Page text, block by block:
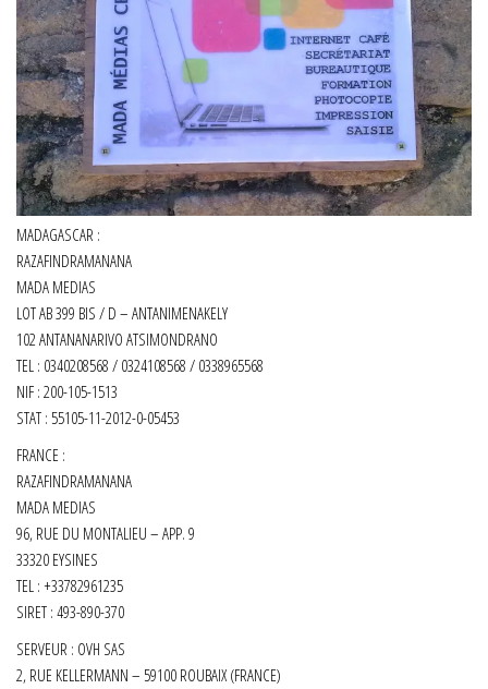
MADAGASCAR :
RAZAFINDRAMANANA
MADA MEDIAS
LOT AB 399 BIS / D – ANTANIMENAKELY
102 ANTANANARIVO ATSIMONDRANO
TEL : 0340208568 / 0324108568 / 0338965568
NIF : 200-105-1513
STAT : 55105-11-2012-0-05453
FRANCE :
RAZAFINDRAMANANA
MADA MEDIAS
96, RUE DU MONTALIEU – APP. 9
33320 EYSINES
TEL : +33782961235
SIRET : 493-890-370
SERVEUR : OVH SAS
2, RUE KELLERMANN – 59100 ROUBAIX (FRANCE)